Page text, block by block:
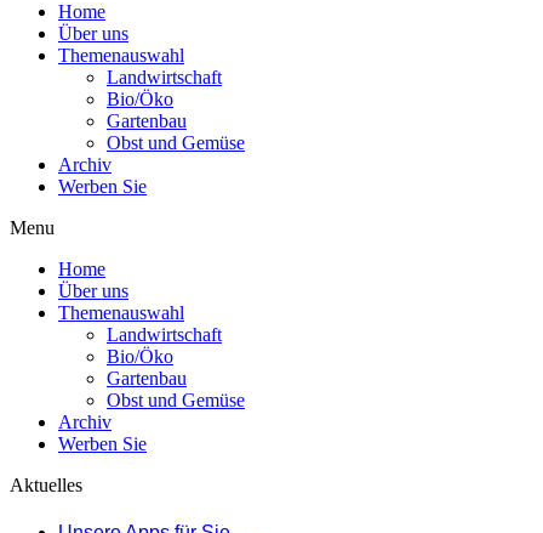
Home
Über uns
Themenauswahl
Landwirtschaft
Bio/Öko
Gartenbau
Obst und Gemüse
Archiv
Werben Sie
Menu
Home
Über uns
Themenauswahl
Landwirtschaft
Bio/Öko
Gartenbau
Obst und Gemüse
Archiv
Werben Sie
Aktuelles